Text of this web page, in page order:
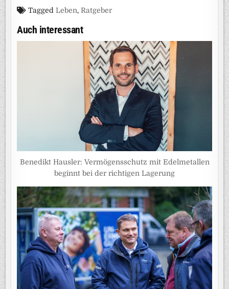
TaggedLeben,Ratgeber
Auch interessant
Benedikt Hausler: Vermögensschutz mit Edelmetallen
beginnt bei der richtigen Lagerung